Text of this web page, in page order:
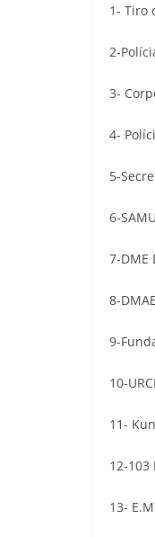
1- Tiro
2-
3-
4-
5-
6-SAMU
7-DME
8-DMAE
9-
10-
11-
12-103
13-